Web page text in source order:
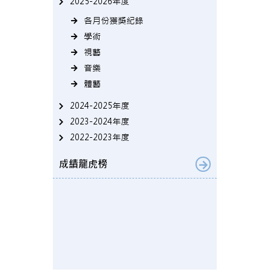
各月份獲獎紀錄
學術
視藝
音樂
體藝
2024-2025年度
2023-2024年度
2022-2023年度
成績龍虎榜